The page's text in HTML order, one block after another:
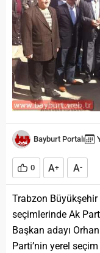
Bayburt Portalı
0 A+ A-
Trabzon
seçimlerinde Ak
Başkan adayı
Parti’nin yerel